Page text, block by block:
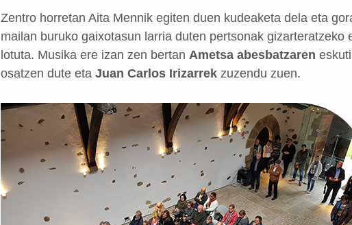
Zentro horretan Aita Mennik egiten duen kudeaketa dela eta
mailan buruko gaixotasun larria duten pertsonak gizarteratzeko
lotuta. Musika ere izan zen bertan Ametsa abesbatzaren
osatzen dute eta Juan Carlos Irizarrek zuzendu zuen.